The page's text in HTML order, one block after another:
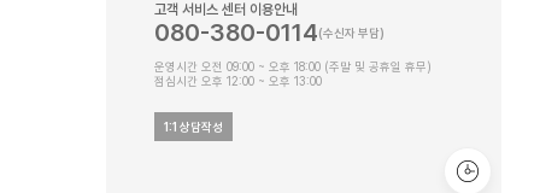
고객 서비스 센터 이용안내
080-380-0114
운영시간 오전 09:00 ~ 오후 18:00 (주말 및 공휴일 휴무)
점심시간 오후 12:00 ~ 오후 13:00
1:1 상담작성